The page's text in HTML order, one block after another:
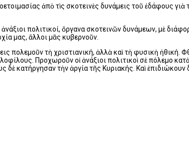
ἀπὸ τὶς σκοτεινὲς δυνάμεις τοῦ ἐδάφους γιὰ
πολιτικοί, ὄργανα σκοτεινῶν δυνάμεων, μὲ
μας, ἄλλοι μᾶς κυβερνοῦν.
πολεμοῦν τὴ χριστιανική, ἀλλὰ καὶ τὴ φυσικὴ
Προχωροῦν οἱ ἀνάξιοι πολιτικοὶ σὲ πόλεμο
κατήργησαν τὴν ἀργία τῆς Kυριακής. Kαὶ